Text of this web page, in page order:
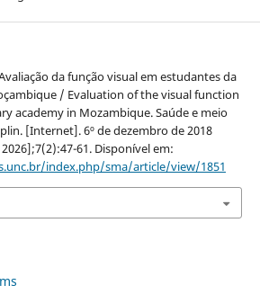
da função visual em estudantes da
/ Evaluation of the visual function
academy in Mozambique. Saúde e meio
[Internet]. 6º de dezembro de 2018
61. Disponível em:
index.php/sma/article/view/1851